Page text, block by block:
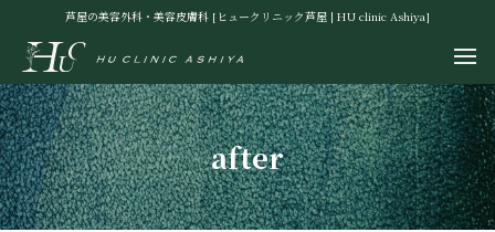
芦屋の美容外科・美容皮膚科 [ヒュークリニック芦屋 | HU clinic Ashiya]
after